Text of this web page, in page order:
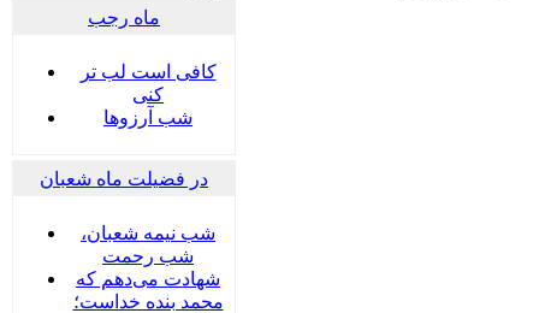
ماه رجب
کافی است لب تر
کنی
شب آرزوها
در فضیلت ماه شعبان
شب نیمه شعبان،
شب رحمت
شهادت می‌دهم که
محمد بنده خداست؛